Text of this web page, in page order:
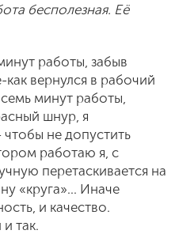
бесполезная. Её
работы, забыв
как вернулся в рабочий
минут работы,
шнур, я
не допустить
работаю я, с
перетаскивается на
«круга»... Иначе
и качество.
так.